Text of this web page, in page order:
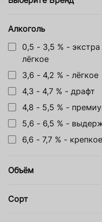
HoReCa SHOP
Купить сайт
Apple Service
Ингредиенты для
Алкоголь
0,5 - 3,5 % - экстра
лёгкое
3,6 - 4,2 % - лёгкое
4,3 - 4,7 % - драфт
4,8 - 5,5 % -
5,6 - 6,5 % -
6,6 - 7,7 % - крепкое
Объём
Сорт